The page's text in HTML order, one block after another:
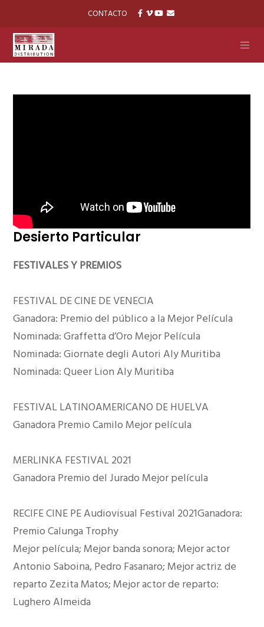
CONTACTO
Desierto Particular
FESTIVALES Y PREMIOS
FESTIVAL DE CINE DE VENECIA
Ganadora: Premio del público a la Mejor Película
Nominada: Graffetta d’Oro Mejor Película
Nominada: Giornate degli Autori Aly Muritiba
Nominada: Queer Lion Aly Muritiba
FESTIVAL LATINOAMERICANO DE HUELVA
Ganadora Premio Camilo Mejor película
MERLINKA FESTIVAL 2021
Ganadora Premio del Jurado Mejor película
RECIFE CINE PE Audiovisual Festival 2021Ganadora:
Premio Calunga Trophy
Mejor película; Mejor banda sonora; Mejor actor
Antonio Saboina, Pedro Fasanaro; Mejor actriz de
reparto Zezita Matos; Mejor actor de reparto:
Lughero Almeida